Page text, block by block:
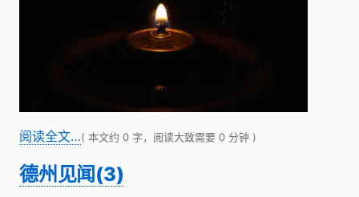
阅读全文…( 本文约 0 字，阅读大致需要 0 分钟 )
德州见闻(3)